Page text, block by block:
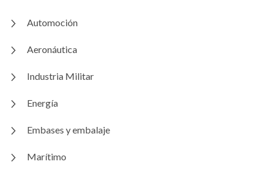
Automoción
Aeronáutica
Industria Militar
Energía
Embases y embalaje
Marítimo